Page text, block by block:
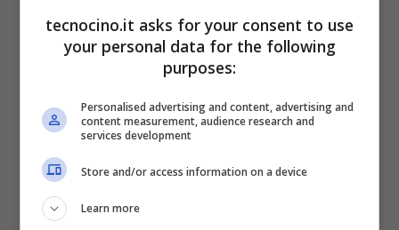
controbattere all’ascesa diAndroiddiventato
ormai il solido numero uno negli USA. E
presto anche nel resto del mondo.
tecnocino.it asks for your consent to use
your personal data for the following
purposes:
Personalised advertising and content, advertising and
content measurement, audience research and
services development
Store and/or access information on a device
Learn more